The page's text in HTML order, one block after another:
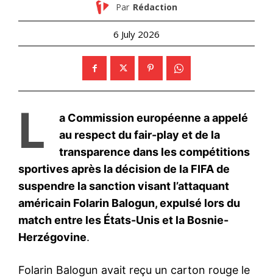
Par Rédaction
6 July 2026
L
a Commission européenne a appelé
au respect du fair-play et de la
transparence dans les compétitions
sportives après la décision de la FIFA de
suspendre la sanction visant l’attaquant
américain Folarin Balogun, expulsé lors du
match entre les États-Unis et la Bosnie-
Herzégovine.
Folarin Balogun avait reçu un carton rouge le